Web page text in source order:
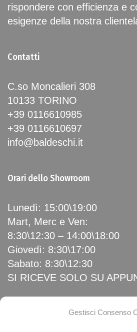
Gestisci Consenso
rispondere con efficienza e
esigenze della nostra
Contatti
C.so Moncalieri 308
10133 TORINO
+39 0116610985
+39 0116610697
info@baldeschi.it
Orari dello Showroom
Lunedì: 15:00\19:00
Mart, Merc e Ven:
8:30\12:30 – 14:00\18:00
Giovedì: 8:30\17:00
Sabato: 8:30\12:30
SI RICEVE SOLO SU